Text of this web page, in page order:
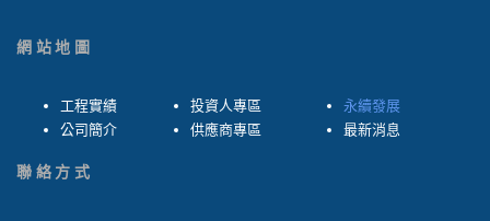
網站地圖
工程實績
公司簡介
投資人專區
供應商專區
永續發展
最新消息
聯絡方式